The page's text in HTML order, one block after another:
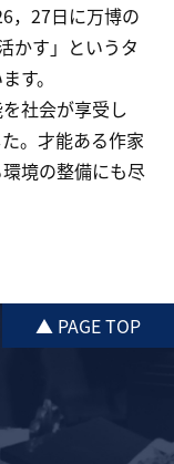
，27日に万博の
かす」というタ
す。
社会が享受し
。才能ある作家
境の整備にも尽
▲ PAGE TOP